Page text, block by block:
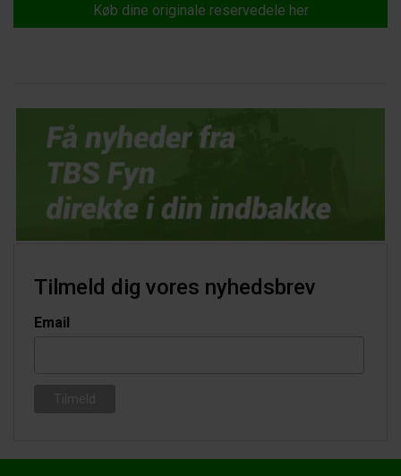
Køb dine originale reservedele her
Tilmeld dig vores nyhedsbrev
Email